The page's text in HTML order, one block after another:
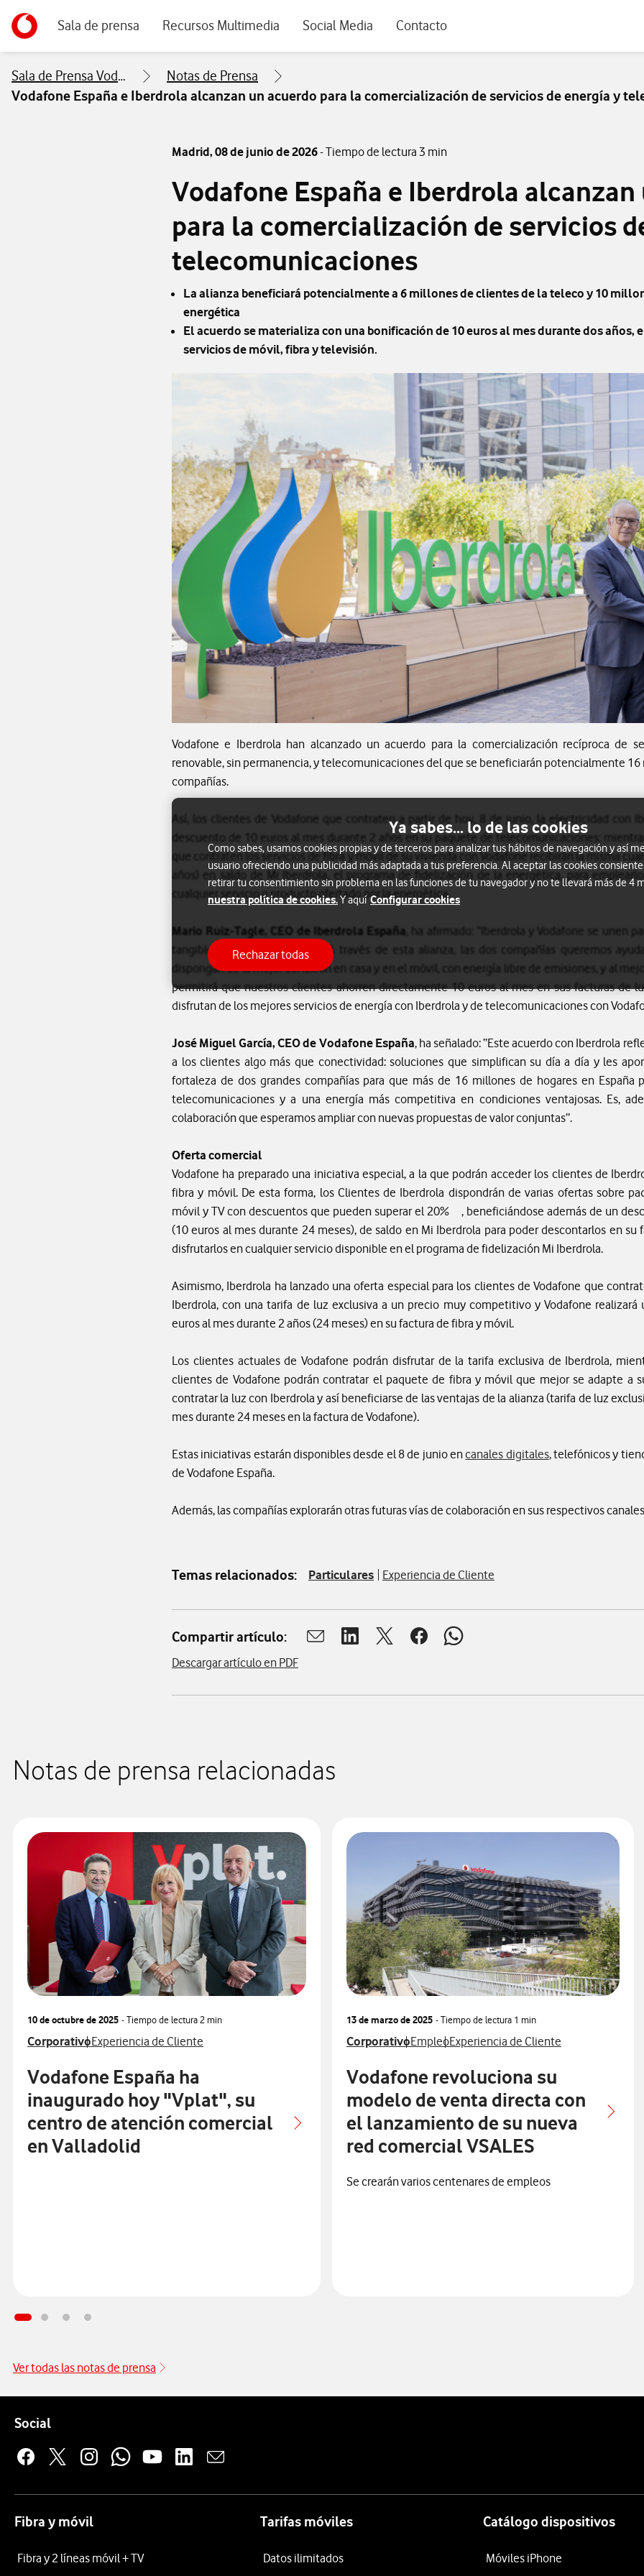
Ir a la pagina principal de vodafone.es
Sala de prensa Recursos Multimedia Social Media Contacto
Sala de Prensa Vodafone
Notas de Prensa
Vodafone España e Iberdrola alcanzan un acuerdo para la comercialización de servicios de energía y
Madrid, 08 de junio de 2026- Tiempo de lectura 3 min
Vodafone España e Iberdrola
para la comercialización de servicios
telecomunicaciones
La alianza beneficiará potencialmente a 6 millones de clientes de la teleco y 10
energética
El acuerdo se materializa con una bonificación de 10 euros al mes durante dos años,
servicios de móvil, fibra y televisión.
Vodafone e Iberdrola han alcanzado un acuerdo para la comercialización recíproca de
renovable, sin permanencia, y telecomunicaciones del que se beneficiarán potencialmente
compañías.
Así, los clientes de Vodafone que contraten a partir de hoy, 8 de junio, la electricidad con
descuento de 10 euros al mes durante 2 años en su paquete de telecomunicaciones;
que contraten los servicios de fibra y móvil de su vivienda con Vodafone recibirán la misma
años) en saldo de Mi Iberdrola, el programa de fidelización de la energética, para
cualquier servicio o producto ofertado por la energética.
Mario Ruiz-Tagle, CEO de Iberdrola España , ha afirmado: “Iberdrola y Vodafone se unen
tangible a todos los clientes. A través de esta alianza, las dos compañías queremos
dispongan de la mejor conexión en casa y en el móvil, con energía libre de emisiones, y al
permitirá que nuestros clientes ahorren directamente 10 euros al mes en sus facturas de
disfrutan de los mejores servicios de energía con Iberdrola y de telecomunicaciones con
José Miguel García, CEO de Vodafone España, ha señalado: “Este acuerdo con Iberdrola
a los clientes algo más que conectividad: soluciones que simplifican su día a día y les
fortaleza de dos grandes compañías para que más de 16 millones de hogares en España
telecomunicaciones y a una energía más competitiva en condiciones ventajosas. Es,
colaboración que esperamos ampliar con nuevas propuestas de valor conjuntas”.
Oferta comercial
Vodafone ha preparado una iniciativa especial, a la que podrán acceder los clientes de
fibra y móvil. De esta forma, los Clientes de Iberdrola dispondrán de varias ofertas sobre
móvil y TV con descuentos que pueden superar el 20% , beneficiándose además de un
(10 euros al mes durante 24 meses), de saldo en Mi Iberdrola para poder descontarlos en
disfrutarlos en cualquier servicio disponible en el programa de fidelización Mi Iberdrola.
Asimismo, Iberdrola ha lanzado una oferta especial para los clientes de Vodafone que
Iberdrola, con una tarifa de luz exclusiva a un precio muy competitivo y Vodafone
euros al mes durante 2 años (24 meses) en su factura de fibra y móvil.
Los clientes actuales de Vodafone podrán disfrutar de la tarifa exclusiva de Iberdrola,
clientes de Vodafone podrán contratar el paquete de fibra y móvil que mejor se adapte a
contratar la luz con Iberdrola y así beneficiarse de las ventajas de la alianza (tarifa de luz
mes durante 24 meses en la factura de Vodafone).
Estas iniciativas estarán disponibles desde el 8 de junio encanales digitales, telefónicos y
de Vodafone España.
Además, las compañías explorarán otras futuras vías de colaboración en sus respectivos
Temas relacionados: Particulares Experiencia de Cliente
Compartir artículo: Abrir ventana para compartir en mail
Abrir ventana para compartir en linkedin
Abrir ventana para compartir en twitter
Abrir ventana para compartir en facebook
Abrir ventana para compartir en
Descargar artículo en PDF
Notas de prensa relacionadas
10 de octubre de 2025 - Tiempo de lectura2 min
Ver más notas de prensa relacionados con
CorporativoVer más notas de prensa relacionados con
Experiencia de Cliente
Vodafone España ha
inaugurado hoy "Vplat", su
centro de atención comercial
en Valladolid
13 de marzo de 2025 - Tiempo de lectura 1 min
Ver más notas de prensa relacionados con
CorporativoVer más notas de prensa relacionados con
EmpleoVer más notas de prensa relacionados
Experiencia de Cliente
Vodafone revoluciona su
modelo de venta directa con
el lanzamiento de su nueva
red comercial VSALES
Se crearán varios centenares de empleos
Ver todas las notas de prensa
SocialEnlaces a las redes sociales de Vodafone
Fibra y móvil
Fibra y 2 líneas móvil + TV
Tarifas móviles
Datos ilimitados
Catálogo dispositivos
Móviles iPhone
Ya sabes... lo de las cookies
Como sabes, usamos cookies propias y de terceros para analizar tus hábitos de navegación y así
usuario ofreciendo una publicidad más adaptada a tus preferencia. Al aceptar las cookies
retirar tu consentimiento sin problema en las funciones de tu navegador y no te llevará más de 4
nuestra política de cookies.Y aquí Configurar cookies
Rechazar todas